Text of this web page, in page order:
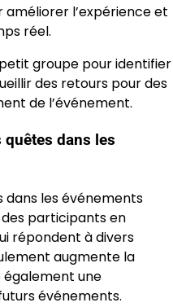
l’expérience et
réel.
groupe pour identifier
des retours pour des
de l’événement.
quêtes dans les
dans les événements
participants en
répondent à divers
augmente la
une
événements.